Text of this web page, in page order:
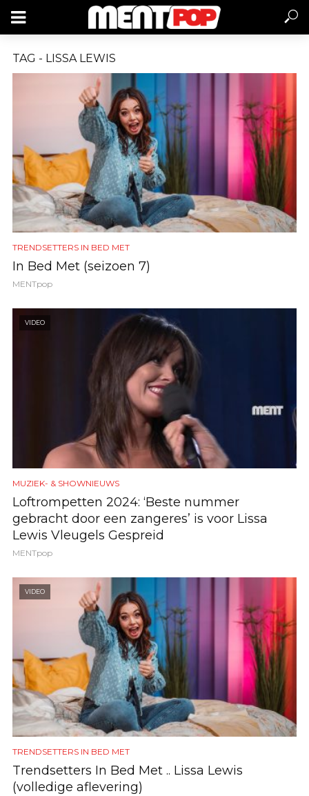
TAG - LISSA LEWIS
TRENDSETTERS IN BED MET
In Bed Met (seizoen 7)
MENTpop
VIDEO
MUZIEK- & SHOWNIEUWS
Loftrompetten 2024: ‘Beste nummer
gebracht door een zangeres’ is voor Lissa
Lewis Vleugels Gespreid
MENTpop
VIDEO
TRENDSETTERS IN BED MET
Trendsetters In Bed Met .. Lissa Lewis
(volledige aflevering)